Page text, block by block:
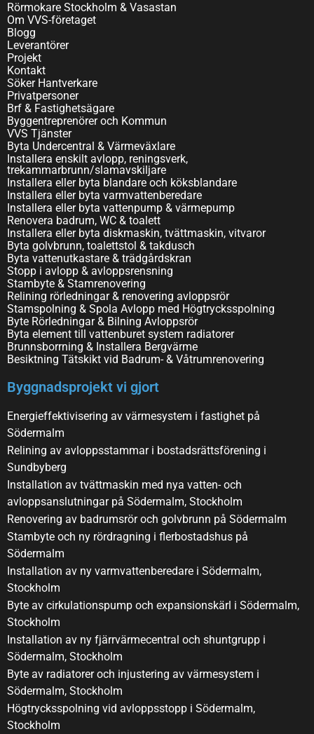
Rörmokare Stockholm & Vasastan
Om VVS-företaget
Blogg
Leverantörer
Projekt
Kontakt
Söker Hantverkare
Privatpersoner
Brf & Fastighetsägare
Byggentreprenörer och Kommun
VVS Tjänster
Byta Undercentral & Värmeväxlare
Installera enskilt avlopp, reningsverk,
trekammarbrunn/slamavskiljare
Installera eller byta blandare och köksblandare
Installera eller byta varmvattenberedare
Installera eller byta vattenpump & värmepump
Renovera badrum, WC & toalett
Installera eller byta diskmaskin, tvättmaskin, vitvaror
Byta golvbrunn, toalettstol & takdusch
Byta vattenutkastare & trädgårdskran
Stopp i avlopp & avloppsrensning
Stambyte & Stamrenovering
Relining rörledningar & renovering avloppsrör
Stamspolning & Spola Avlopp med Högtrycksspolning
Byte Rörledningar & Bilning Avloppsrör
Byta element till vattenburet system radiatorer
Brunnsborrning & Installera Bergvärme
Besiktning Tätskikt vid Badrum- & Våtrumrenovering
Byggnadsprojekt vi gjort
Energieffektivisering av värmesystem i fastighet på
Södermalm
Relining av avloppsstammar i bostadsrättsförening i
Sundbyberg
Installation av tvättmaskin med nya vatten- och
avloppsanslutningar på Södermalm, Stockholm
Renovering av badrumsrör och golvbrunn på Södermalm
Stambyte och ny rördragning i flerbostadshus på
Södermalm
Installation av ny varmvattenberedare i Södermalm,
Stockholm
Byte av cirkulationspump och expansionskärl i Södermalm,
Stockholm
Installation av ny fjärrvärmecentral och shuntgrupp i
Södermalm, Stockholm
Byte av radiatorer och injustering av värmesystem i
Södermalm, Stockholm
Högtrycksspolning vid avloppsstopp i Södermalm,
Stockholm